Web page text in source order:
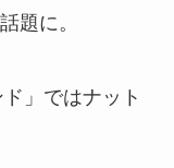
題に。
」ではナット